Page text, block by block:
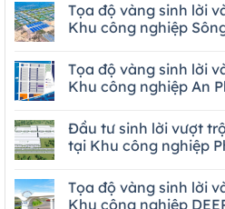
Tọa độ vàng sinh lời
Khu công nghiệp
Tọa độ vàng sinh lời
Khu công nghiệp An
Đầu tư sinh lời vượt
tại Khu công nghiệp
Tọa độ vàng sinh lời
Khu công nghiệp